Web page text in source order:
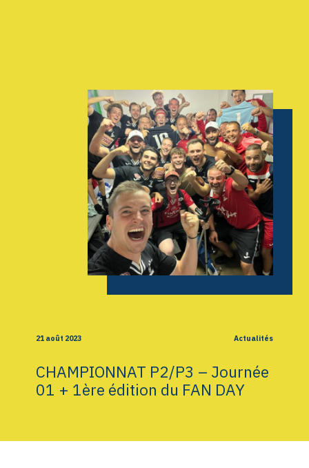
INFOS
CONTACT
21 août 2023 Actualités
CHAMPIONNAT P2/P3 – Journée
01 + 1ère édition du FAN DAY